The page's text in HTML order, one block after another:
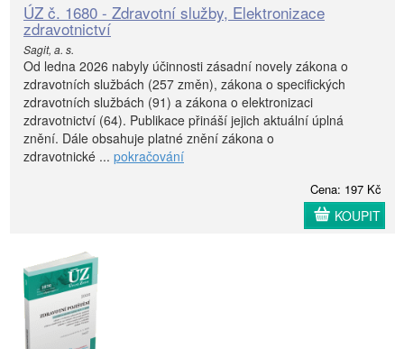
ÚZ č. 1680 - Zdravotní služby, Elektronizace
zdravotnictví
Sagit, a. s.
Od ledna 2026 nabyly účinnosti zásadní novely zákona o
zdravotních službách (257 změn), zákona o specifických
zdravotních službách (91) a zákona o elektronizaci
zdravotnictví (64). Publikace přináší jejich aktuální úplná
znění. Dále obsahuje platné znění zákona o
zdravotnické ... pokračování
Cena: 197 Kč
KOUPIT